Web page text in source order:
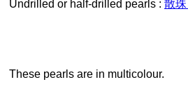
Undrilled or half-drilled pearls : 散
These pearls are in multicolour.